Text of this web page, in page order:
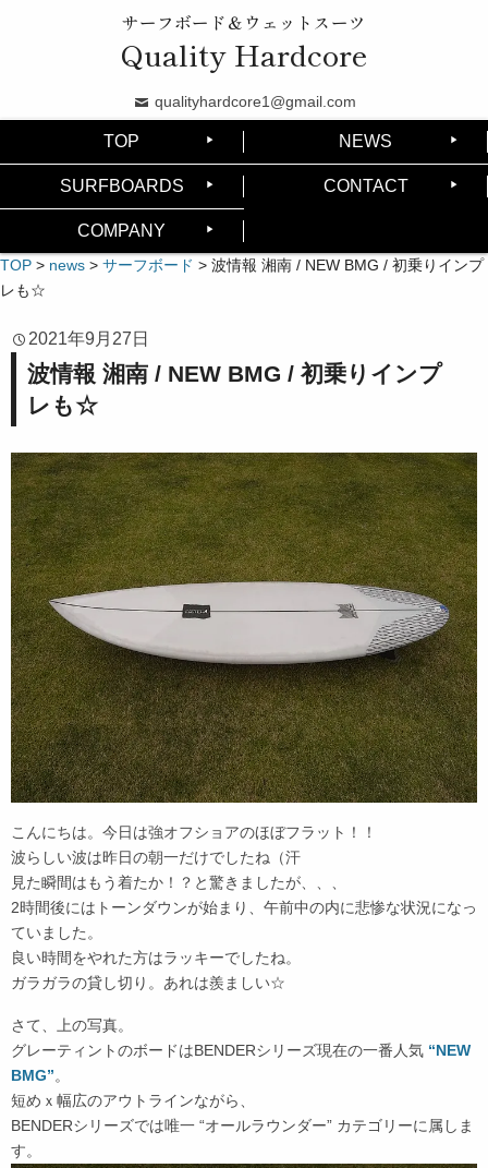
サーフボード＆ウェットスーツ
Quality Hardcore
qualityhardcore1@gmail.com
TOP NEWS
SURFBOARDS CONTACT
COMPANY
TOP > news > サーフボード > 波情報 湘南 / NEW BMG / 初乗りインプ
レも☆
2021年9月27日
波情報 湘南 / NEW BMG / 初乗りインプ
レも☆
こんにちは。今日は強オフショアのほぼフラット！！
波らしい波は昨日の朝一だけでしたね（汗
見た瞬間はもう着たか！？と驚きましたが、、、
2時間後にはトーンダウンが始まり、午前中の内に悲惨な状況になっ
ていました。
良い時間をやれた方はラッキーでしたね。
ガラガラの貸し切り。あれは羨ましい☆
さて、上の写真。
グレーティントのボードはBENDERシリーズ現在の一番人気 “NEW
BMG”。
短めｘ幅広のアウトラインながら、
BENDERシリーズでは唯一 “オールラウンダー” カテゴリーに属しま
す。